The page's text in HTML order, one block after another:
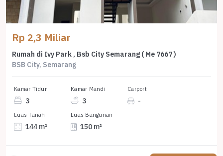
Rp 2,3 Miliar
Rumah di Ivy Park , Bsb City Semarang ( Me 7667 )
BSB City, Semarang
Kamar Tidur
3
Kamar Mandi
3
Carport
-
Luas Tanah
144 m²
Luas Bangunan
150 m²